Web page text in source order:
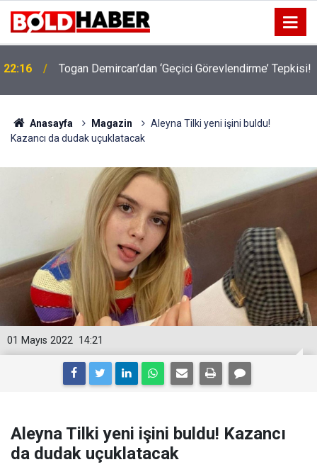
19:32 Sıcak Havalarda Ödem Şikayetini Hafife Almayın!
Anasayfa Magazin
Aleyna Tilki yeni işini buldu!
Kazancı da dudak uçuklatacak
14:21
01 Mayıs 2022
Aleyna Tilki yeni işini buldu! Kazancı
da dudak uçuklatacak